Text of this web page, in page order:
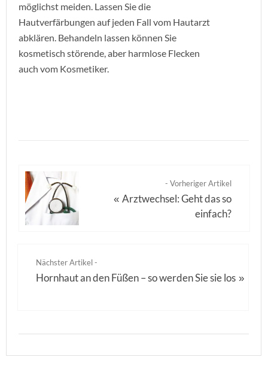
möglichst meiden. Lassen Sie die
Hautverfärbungen auf jeden Fall vom Hautarzt
abklären. Behandeln lassen können Sie
kosmetisch störende, aber harmlose Flecken
auch vom Kosmetiker.
- Vorheriger Artikel
«Arztwechsel: Geht das so
einfach?
Nächster Artikel -
Hornhaut an den Füßen – so werden Sie sie los »